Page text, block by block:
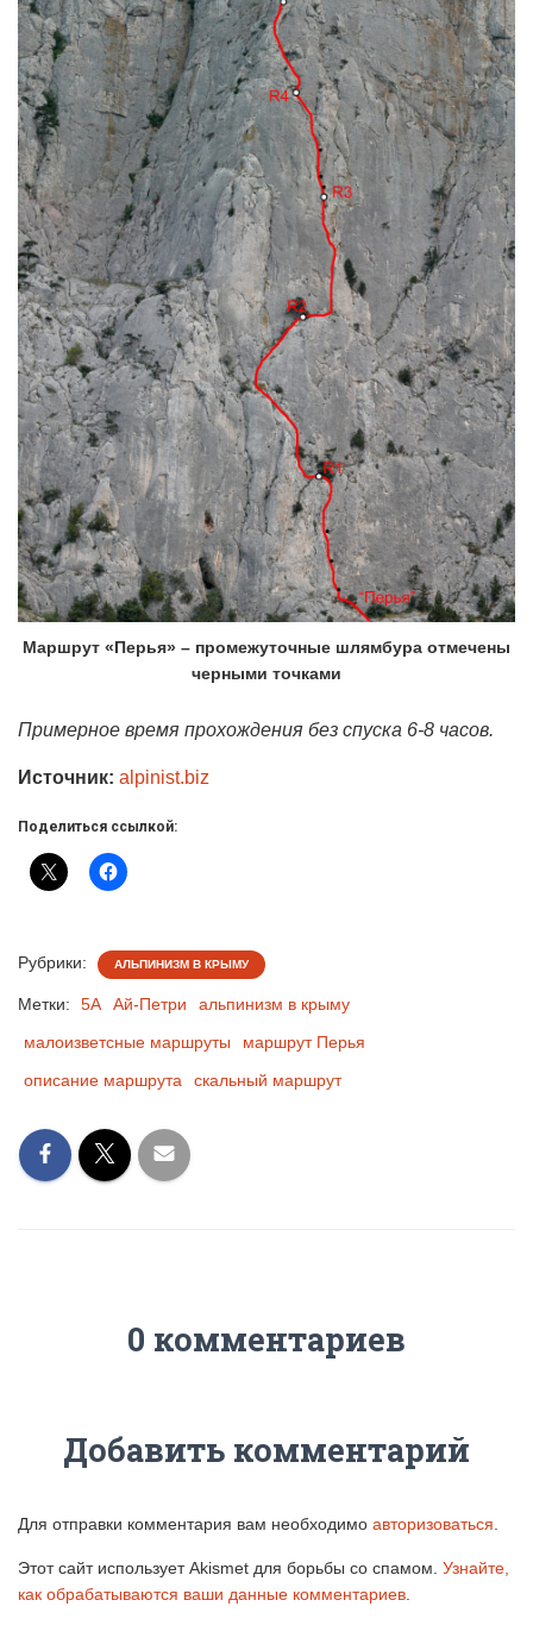
Маршрут «Перья» – промежуточные шлямбура отмечены
черными точками
Примерное время прохождения без спуска 6-8 часов.
Источник: alpinist.biz
Поделиться ссылкой:
Рубрики: АЛЬПИНИЗМ В КРЫМУ
Метки: 5А Ай-Петри
альпинизм в крыму
малоизветсные маршруты
маршрут Перья
описание маршрута
скальный маршрут
0 комментариев
Добавить комментарий
Для отправки комментария вам необходимо авторизоваться
Этот сайт использует Akismet для борьбы со спамом. Узнайте,
как обрабатываются ваши данные комментариев